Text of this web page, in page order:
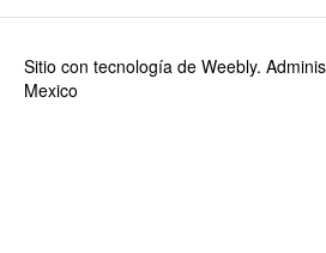
Sitio con tecnología de Weebly.
Mexico